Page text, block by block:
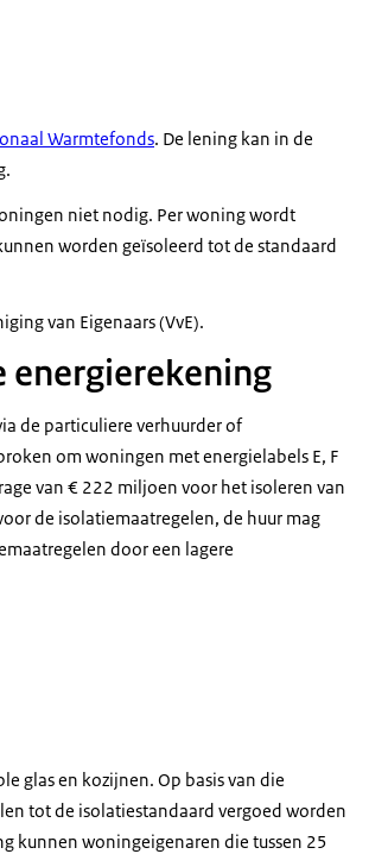
Warmtefonds. De lening kan in de
niet nodig. Per woning wordt
worden geïsoleerd tot de standaard
van Eigenaars (VvE).
energierekening
de particuliere verhuurder of
om woningen met energielabels E, F
van € 222 miljoen voor het isoleren van
de isolatiemaatregelen, de huur mag
door een lagere
glas en kozijnen. Op basis van die
tot de isolatiestandaard vergoed worden
kunnen woningeigenaren die tussen 25